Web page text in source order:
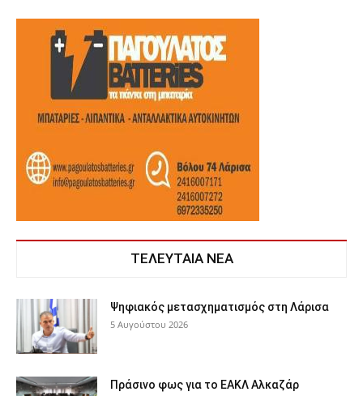
ΤΕΛΕΥΤΑΙΑ ΝΕΑ
Ψηφιακός μετασχηματισμός στη Λάρισα
5 Αυγούστου 2026
Πράσινο φως για το ΕΑΚΛ Αλκαζάρ